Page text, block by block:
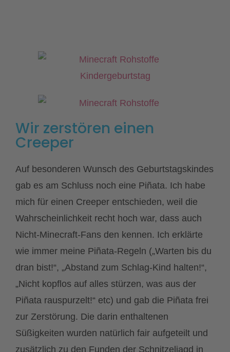
Wir zerstören einen
Creeper
Auf besonderen Wunsch des Geburtstagskindes
gab es am Schluss noch eine Piñata. Ich habe
mich für einen Creeper entschieden, weil die
Wahrscheinlichkeit recht hoch war, dass auch
Nicht-Minecraft-Fans den kennen. Ich erklärte
wie immer meine Piñata-Regeln („Warten bis du
dran bist!“, „Abstand zum Schlag-Kind halten!“,
„Nicht kopflos auf alles stürzen, was aus der
Piñata rauspurzelt!“ etc) und gab die Piñata frei
zur Zerstörung. Die darin enthaltenen
Süßigkeiten wurden natürlich fair aufgeteilt und
zusätzlich zu den Funden der Schnitzeljagd in